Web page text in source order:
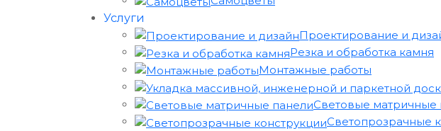
Услуги
Проектирование и
Резка и обработка камня
Монтажные работы
Световые матричные
Светопрозрачные